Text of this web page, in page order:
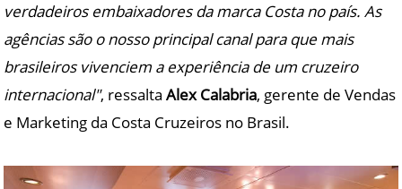
verdadeiros embaixadores da marca Costa no país. As
agências são o nosso principal canal para que mais
brasileiros vivenciem a experiência de um cruzeiro
internacional", ressaltaAlex Calabria, gerente de Vendas
e Marketing da Costa Cruzeiros no Brasil.